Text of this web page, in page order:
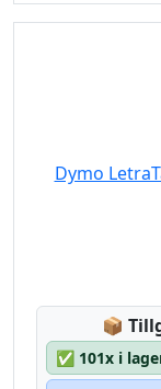
Dymo
📦
✅ 101x i